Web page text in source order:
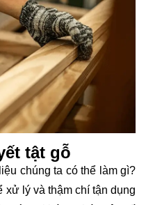
tật gỗ
chúng ta có thể làm gì?
xử lý và thậm chí tận dụng